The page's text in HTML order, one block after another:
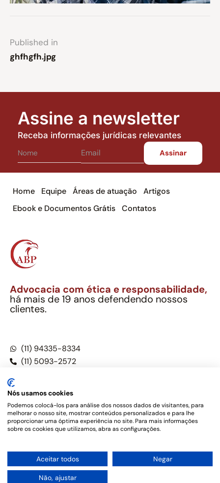
Published in
ghfhgfh.jpg
Assine a newsletter
Receba informações jurídicas relevantes
Home Equipe Áreas de atuação
Artigos
Ebook e Documentos Grátis
Contatos
Advocacia com ética e responsabilidade,
há mais de 19 anos defendendo nossos
clientes.
(11) 94335-8334
(11) 5093-2572
Este site não é um produto Meta Platforms, Inc., Google LLC,
tampouco oferece serviços públicos oficiais. Somos um
o Código de Ética e Disciplina da OAB do Brasil – Alexandre
Berthe Pinto Soc. de Adv, OAB/SP nº 22477 –Política de
Privacidade e Termos de uso
Nós usamos cookies
Podemos colocá-los para análise dos nossos dados de visitantes, para
melhorar o nosso site, mostrar conteúdos personalizados e para lhe
proporcionar uma óptima experiência no site. Para mais informações
sobre os cookies que utilizamos, abra as configurações.
Aceitar todos Negar
Não, ajustar